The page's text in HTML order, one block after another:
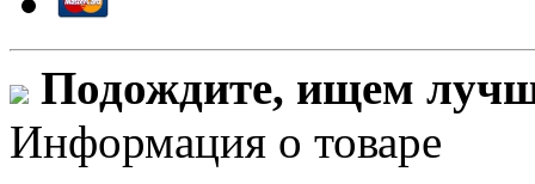
Подождите, ищем
Информация о товаре